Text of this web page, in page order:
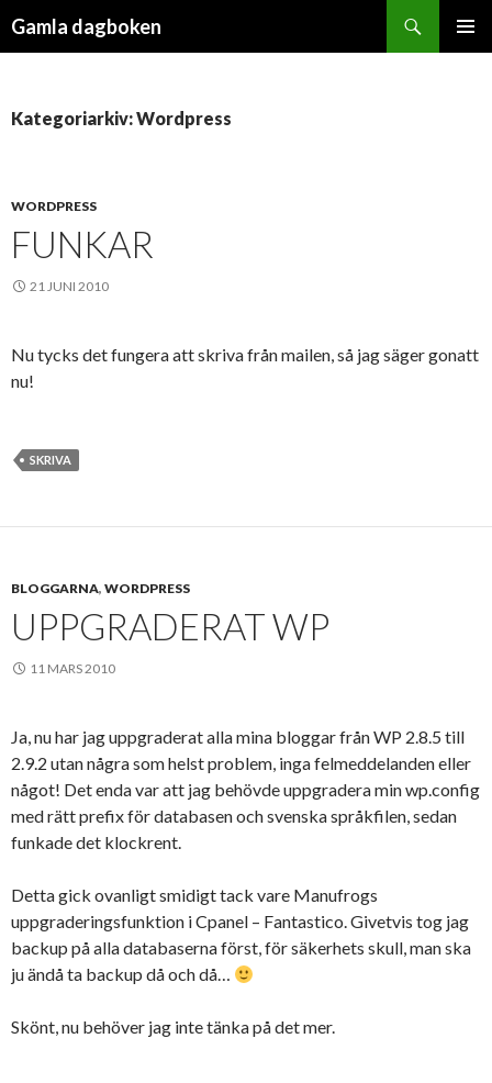
Gamla dagboken
Kategoriarkiv: Wordpress
WORDPRESS
FUNKAR
21 JUNI 2010
Nu tycks det fungera att skriva från mailen, så jag säger gonatt
nu!
SKRIVA
BLOGGARNA, WORDPRESS
UPPGRADERAT WP
11 MARS 2010
Ja, nu har jag uppgraderat alla mina bloggar från WP 2.8.5 till
2.9.2 utan några som helst problem, inga felmeddelanden eller
något! Det enda var att jag behövde uppgradera min wp.config
med rätt prefix för databasen och svenska språkfilen, sedan
funkade det klockrent.
Detta gick ovanligt smidigt tack vare Manufrogs
uppgraderingsfunktion i Cpanel – Fantastico. Givetvis tog jag
backup på alla databaserna först, för säkerhets skull, man ska
ju ändå ta backup då och då…
Skönt, nu behöver jag inte tänka på det mer.